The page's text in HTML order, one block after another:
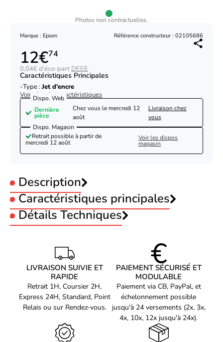
Photos non contractuelles.
Marque : Epson Référence constructeur : 02105686
12€74
0,04€ d'éco-part DEEE
Caractéristiques Principales
Type :Jet d'encre
Voir plus de caractéristiques
Dispo. Web
Dernière
pièce
Chez vous le mercredi 12
août
Livraison chez
vous
Dispo. Magasin
Retrait possible à partir de
mercredi 12 août
Voir les dispos
magasin
Description
Epson Cartouche Claria T0803 Magenta-
Seconde Vie-Etat Satisfaisant
Caractéristiques principales
Type :Jet d'encre
Détails Techniques
Imprimantes compatibles :
Référence produit
02105686
Référence constructeur
C13T080340-ES
Voir produits Epson
Voir les consommable imprimante Epson
LIVRAISON SUIVIE ET
RAPIDE
Retrait 1H, Coursier 2H,
Express 24H, Standard, Point
Relais ou sur Rendez-vous.
PAIEMENT SÉCURISÉ ET
MODULABLE
Paiement via CB, PayPal, et
échelonnement possible
jusqu'à 24 versements (2x, 3x,
4x, 10x, 12x jusqu'à 24x).